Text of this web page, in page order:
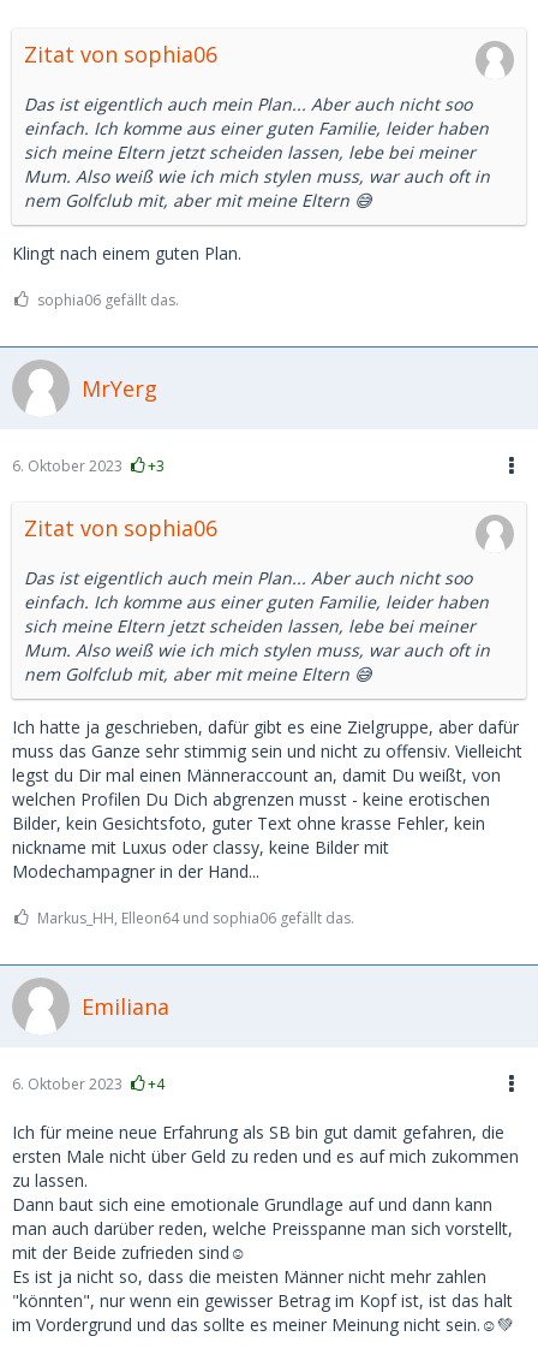
Zitat von sophia06
Das ist eigentlich auch mein Plan... Aber auch nicht soo
einfach. Ich komme aus einer guten Familie, leider haben
sich meine Eltern jetzt scheiden lassen, lebe bei meiner
Mum. Also weiß wie ich mich stylen muss, war auch oft in
nem Golfclub mit, aber mit meine Eltern 😅
Klingt nach einem guten Plan.
sophia06 gefällt das.
MrYerg
6. Oktober 2023 +3
Zitat von sophia06
Das ist eigentlich auch mein Plan... Aber auch nicht soo
einfach. Ich komme aus einer guten Familie, leider haben
sich meine Eltern jetzt scheiden lassen, lebe bei meiner
Mum. Also weiß wie ich mich stylen muss, war auch oft in
nem Golfclub mit, aber mit meine Eltern 😅
Ich hatte ja geschrieben, dafür gibt es eine Zielgruppe, aber dafür
muss das Ganze sehr stimmig sein und nicht zu offensiv. Vielleicht
legst du Dir mal einen Männeraccount an, damit Du weißt, von
welchen Profilen Du Dich abgrenzen musst - keine erotischen
Bilder, kein Gesichtsfoto, guter Text ohne krasse Fehler, kein
nickname mit Luxus oder classy, keine Bilder mit
Modechampagner in der Hand...
Markus_HH, Elleon64 und sophia06 gefällt das.
Emiliana
6. Oktober 2023 +4
Ich für meine neue Erfahrung als SB bin gut damit gefahren, die
ersten Male nicht über Geld zu reden und es auf mich zukommen
zu lassen.
Dann baut sich eine emotionale Grundlage auf und dann kann
man auch darüber reden, welche Preisspanne man sich vorstellt,
mit der Beide zufrieden sind☺️
Es ist ja nicht so, dass die meisten Männer nicht mehr zahlen
"könnten", nur wenn ein gewisser Betrag im Kopf ist, ist das halt
im Vordergrund und das sollte es meiner Meinung nicht sein.☺️💚